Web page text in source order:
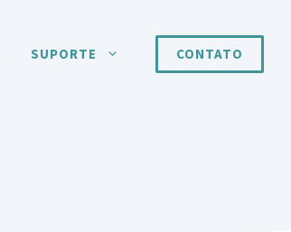
SUPORTE CONTATO